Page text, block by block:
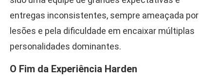
entregas inconsistentes, sempre ameaçada por
lesões e pela dificuldade em encaixar múltiplas
personalidades dominantes.
O Fim da Experiência Harden